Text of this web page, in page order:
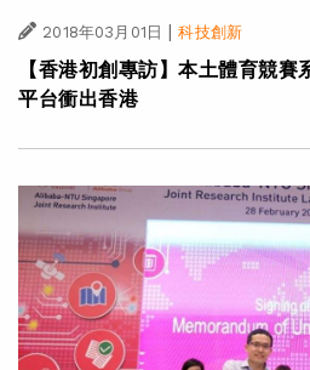
2018年03月01日 | 科技創新
【香港初創專訪】本土體育競
平台衝出香港